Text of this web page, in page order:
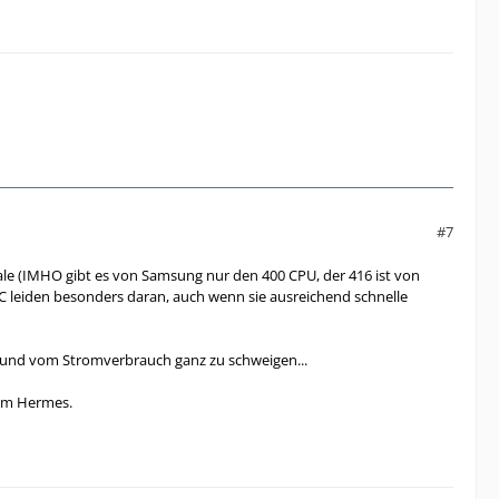
#7
(IMHO gibt es von Samsung nur den 400 CPU, der 416 ist von
leiden besonders daran, auch wenn sie ausreichend schnelle
vom Stromverbrauch ganz zu schweigen...
Hermes.